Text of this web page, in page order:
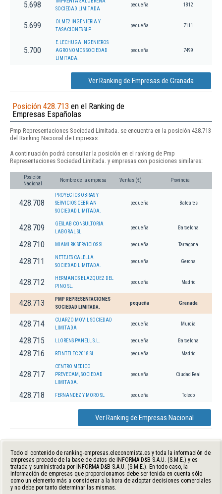
5.698
SOCIEDAD LIMITADA
pequeña 1812
5.699
OLME2 INGENIERIA Y
TASACIONES SLP
pequeña 7111
5.700
E.LECHUGA INGENIEROS
AGRONOMOS SOCIEDAD
LIMITADA.
pequeña 7499
Ver Ranking de Empresas de Granada
Posición 428.713 en el Ranking de
Empresas Españolas
Pmp Representaciones Sociedad Limitada. se encuentra en la posición 428.713
del Ranking Nacional de Empresas.
A continuación podrá consultar la posición en el ranking de Pmp
Representaciones Sociedad Limitada. y empresas con posiciones similares:
Posición
Nacional
Nombre de la empresa Ventas (€) Provincia
428.708
PROYECTOS OBRAS Y
SERVICIOS CEBRIAN
SOCIEDAD LIMITADA.
pequeña Baleares
428.709
GESLAB CONSULTORIA
LABORAL SL
pequeña Barcelona
428.710 MIAMI RK SERVICIOS SL pequeña Tarragona
428.711
NETEJES CALELLA
SOCIEDAD LIMITADA.
pequeña Gerona
428.712
HERMANOS BLAZQUEZ DEL
PINO SL.
pequeña Madrid
428.713
PMP REPRESENTACIONES
SOCIEDAD LIMITADA.
pequeña Granada
428.714
CUARZO MOVIL SOCIEDAD
LIMITADA
pequeña Murcia
428.715 LLORENS PANELL S.L. pequeña Barcelona
428.716 REINTELEC 2018 SL. pequeña Madrid
428.717
CENTRO MEDICO
PREVECAM, SOCIEDAD
LIMITADA.
pequeña Ciudad Real
428.718 FERNANDEZ Y MORO SL pequeña Toledo
Ver Ranking de Empresas Nacional
Todo el contenido de ranking-empresas.eleconomista.es y toda la información de
empresas procede de la base de datos de INFORMA D&B S.A.U. (S.M.E.) y es
tratada y suministrada por INFORMA D&B S.A.U. (S.M.E.). En todo caso, la
información de empresas que proporcionamos debe ser tenida en cuenta sólo
como un elemento más a considerar a la hora de adoptar decisiones comerciales
y no debe por tanto determinar las mismas.